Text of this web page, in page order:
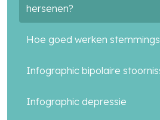
hersenen?
Hoe goed werken
Infographic bipolaire
Infographic depressie